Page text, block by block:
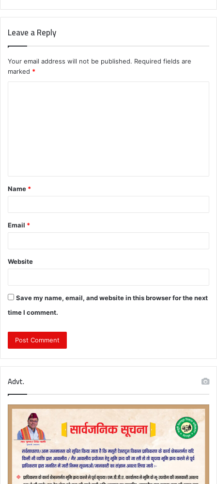
Leave a Reply
Your email address will not be published. Required fields are
marked *
t
*
Name *
Email *
Website
Save my name, email, and website in this browser for the next
time I comment.
Advt.